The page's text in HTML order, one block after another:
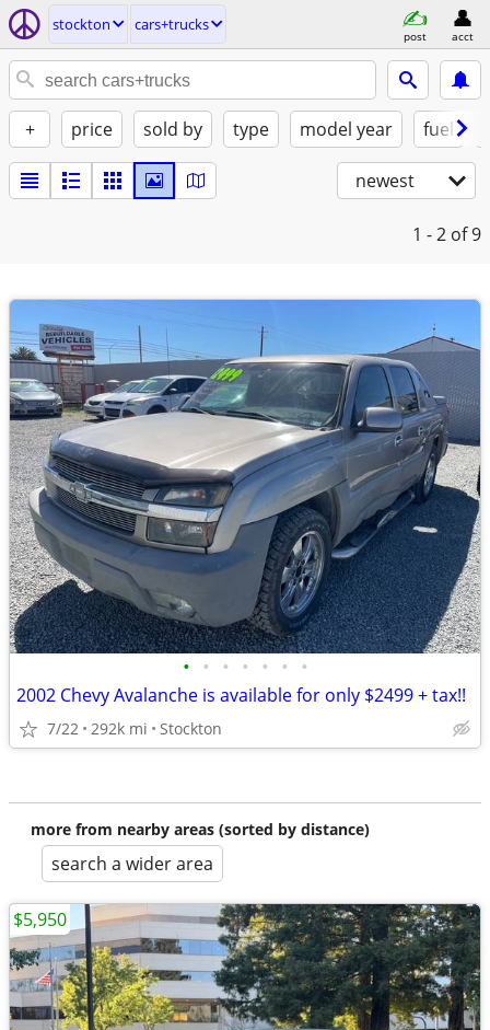
stockton cars+trucks
post acct
+ price sold by type model year fuel
newest
1 - 2 of 9
• • • • • • •
2002 Chevy Avalanche is available for only $2499 + tax!!
7/22 292k mi Stockton
more from nearby areas (sorted by distance)
search a wider area
$5,950